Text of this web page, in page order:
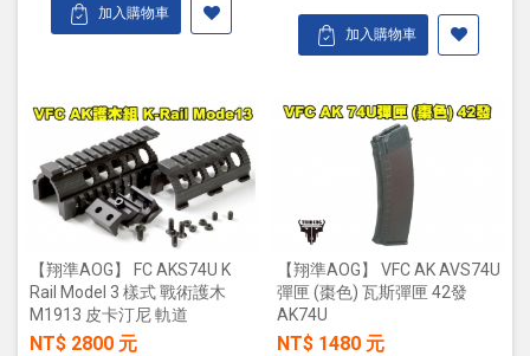
加入購物車
加入購物車
【翔準AOG】 FC AKS74U K
Rail Model 3 樣式 戰術護木
M1913 皮卡汀尼 軌道
NT$ 2800 元
【翔準AOG】 VFC AK AVS74U
彈匣 (棗色) 瓦斯彈匣 42發
AK74U
NT$ 1480 元